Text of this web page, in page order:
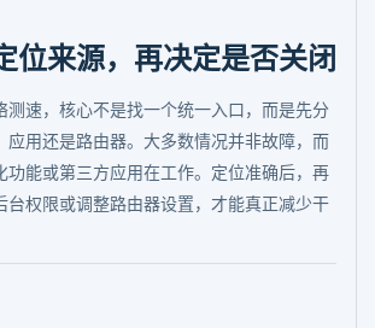
位来源，再决定是否关闭
测速，核心不是找一个统一入口，而是先分
应用还是路由器。大多数情况并非故障，而
功能或第三方应用在工作。定位准确后，再
台权限或调整路由器设置，才能真正减少干